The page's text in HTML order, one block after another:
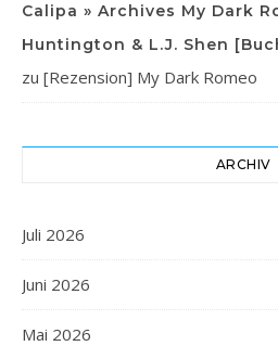
Calipa » Archives My Dark
Huntington & L.J. Shen
zu [Rezension] My Dark Romeo
ARCHIV
Juli 2026
Juni 2026
Mai 2026